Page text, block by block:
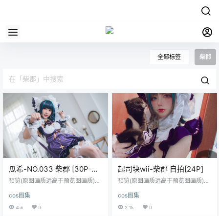
全部标签 柴郡
瓜希-NO.033 柴郡 [30P-
169MB]
预览(原图画质远高于预览图画质)：
96Pwr-Dnq3AfgX3hz_Bw提取
码：auxi复制这段内容后打开百度网
cos图集
456 0
起司块wii-柴郡 自拍[24P]
预览(原图画质远高于预览图画质)：
uwXGEfML9M2FibaXG3lCw提取
码：y7yg复制这段内容后打开百度
cos图集
2.1k 0